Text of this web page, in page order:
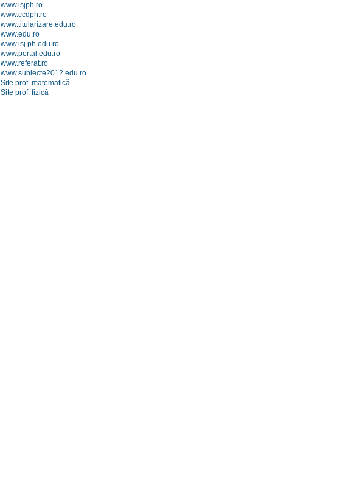
www.isjph.ro
www.ccdph.ro
www.titularizare.edu.ro
www.edu.ro
www.isj.ph.edu.ro
www.portal.edu.ro
www.referat.ro
www.subiecte2012.edu.ro
Site prof. matematică
Site prof. fizică